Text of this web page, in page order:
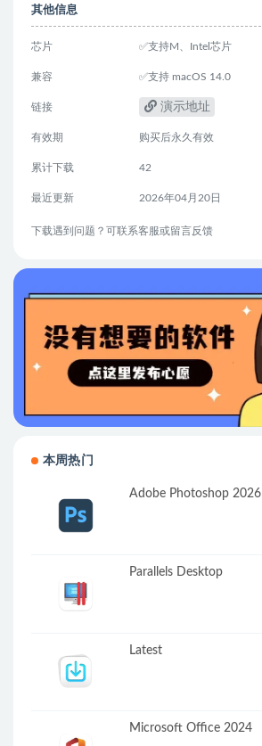
其他信息
芯片 ✅支持M、Intel芯片
兼容 ✅支持 macOS 14.0
链接 演示地址
有效期 购买后永久有效
累计下载 42
最近更新 2026年04月20日
下载遇到问题？可联系客服或留言反馈
本周热门
Adobe Photoshop 2026
Parallels Desktop
Latest
Microsoft Office 2024